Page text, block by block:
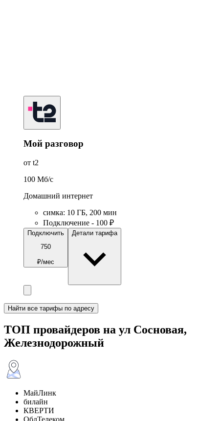
Мой разговор
от t2
100 Мб/c
Домашний интернет
симка: 10 ГБ, 200 мин
Подключение - 100 ₽
Подключить
750
₽/мес
Детали тарифа
Найти все тарифы по адресу
ТОП провайдеров на ул Сосновая,
Железнодорожный
МайЛинк
билайн
КВЕРТИ
ОблТелеком